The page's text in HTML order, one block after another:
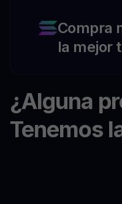
Compra
la mejor
¿Alguna
Tenemos